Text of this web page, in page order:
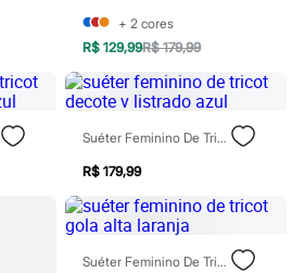
+ 2 cores
R$ 129,99R$ 179,99
Suéter Feminino De Tricot Decote V Listrado Azul
R$ 179,99
Suéter Feminino De Tricot Gola Alta Laranja